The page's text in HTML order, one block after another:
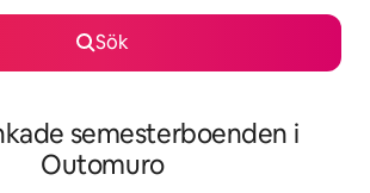
Sök
semesterboenden i
Outomuro